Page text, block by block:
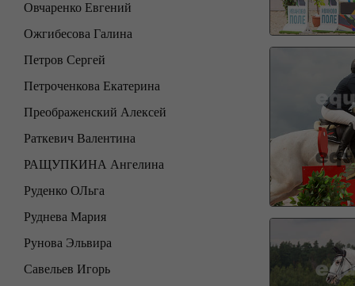
Овчаренко Евгений
Ожгибесова Галина
Петров Сергей
Петроченкова Екатерина
Преображенский Алексей
Раткевич Валентина
РАЩУПКИНА Ангелина
Руденко ОЛьга
Руднева Мария
Рунова Эльвира
Савельев Игорь